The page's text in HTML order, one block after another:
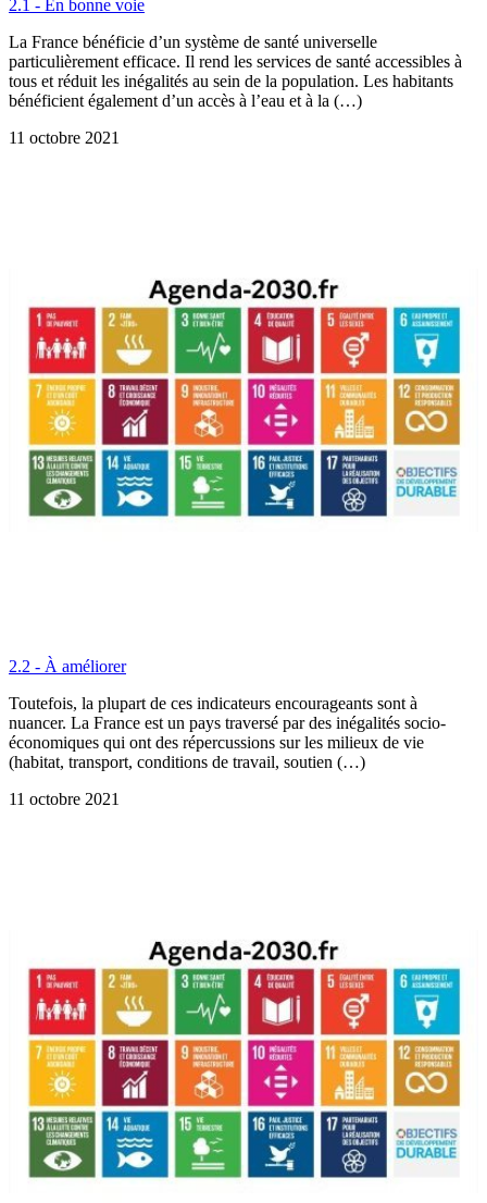
2.1 - En bonne voie
La France bénéficie d’un système de santé universelle
particulièrement efficace. Il rend les services de santé accessibles à
tous et réduit les inégalités au sein de la population. Les habitants
bénéficient également d’un accès à l’eau et à la (…)
11 octobre 2021
2.2 - À améliorer
Toutefois, la plupart de ces indicateurs encourageants sont à
nuancer. La France est un pays traversé par des inégalités socio-
économiques qui ont des répercussions sur les milieux de vie
(habitat, transport, conditions de travail, soutien (…)
11 octobre 2021